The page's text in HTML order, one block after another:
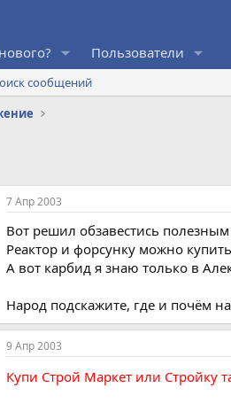
Пользователи
сообщений
7 Апр 2003
Вот решил обзавестись
Реактор и форсунку можно
А вот карбид я знаю только в
Народ подскажите, где и почём
9 Апр 2003
Купи Строй Маркет или Стройку